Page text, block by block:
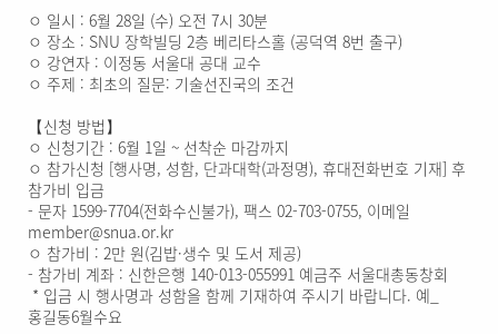
ㅇ 일시 : 6월 28일 (수) 오전 7시 30분
ㅇ 장소 : SNU 장학빌딩 2층 베리타스홀 (공덕역 8번 출구)
ㅇ 강연자 : 이정동 서울대 공대 교수
ㅇ 주제 : 최초의 질문: 기술선진국의 조건
【신청 방법】
ㅇ 신청기간 : 6월 1일 ~ 선착순 마감까지
ㅇ 참가신청 [행사명, 성함, 단과대학(과정명), 휴대전화번호 기재] 후
참가비 입금
- 문자 1599-7704(전화수신불가), 팩스 02-703-0755, 이메일
member@snua.or.kr
ㅇ 참가비 : 2만 원(김밥·생수 및 도서 제공)
- 참가비 계좌 : 신한은행 140-013-055991 예금주 서울대총동창회
* 입금 시 행사명과 성함을 함께 기재하여 주시기 바랍니다. 예_
홍길동6월수요